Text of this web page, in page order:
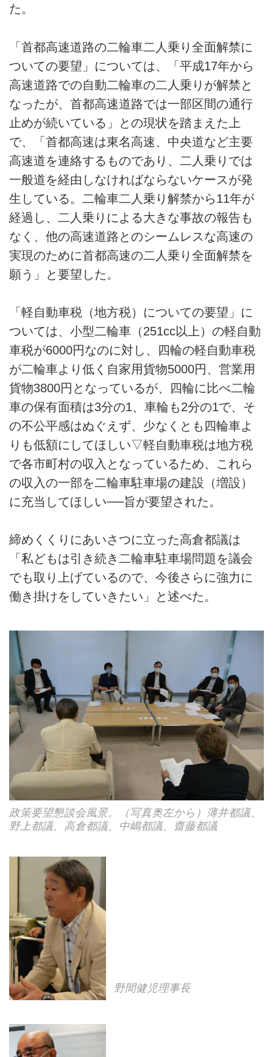
た。
「首都高速道路の二輪車二人乗り全面解禁に
ついての要望」については、「平成17年から
高速道路での自動二輪車の二人乗りが解禁と
なったが、首都高速道路では一部区間の通行
止めが続いている」との現状を踏まえた上
で、「首都高速は東名高速、中央道など主要
高速道を連絡するものであり、二人乗りでは
一般道を経由しなければならないケースが発
生している。二輪車二人乗り解禁から11年が
経過し、二人乗りによる大きな事故の報告も
なく、他の高速道路とのシームレスな高速の
実現のために首都高速の二人乗り全面解禁を
願う」と要望した。
「軽自動車税（地方税）についての要望」に
ついては、小型二輪車（251cc以上）の軽自動
車税が6000円なのに対し、四輪の軽自動車税
が二輪車より低く自家用貨物5000円、営業用
貨物3800円となっているが、四輪に比べ二輪
車の保有面積は3分の1、車輪も2分の1で、そ
の不公平感はぬぐえず、少なくとも四輪車よ
りも低額にしてほしい▽軽自動車税は地方税
で各市町村の収入となっているため、これら
の収入の一部を二輪車駐車場の建設（増設）
に充当してほしい──旨が要望された。
締めくくりにあいさつに立った高倉都議は
「私どもは引き続き二輪車駐車場問題を議会
でも取り上げているので、今後さらに強力に
働き掛けをしていきたい」と述べた。
政策要望懇談会風景。（写真奥左から）薄井都議、
野上都議、高倉都議、中嶋都議、齋藤都議
野間健児理事長